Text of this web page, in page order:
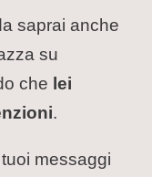
saprai anche
su
che lei
.
messaggi